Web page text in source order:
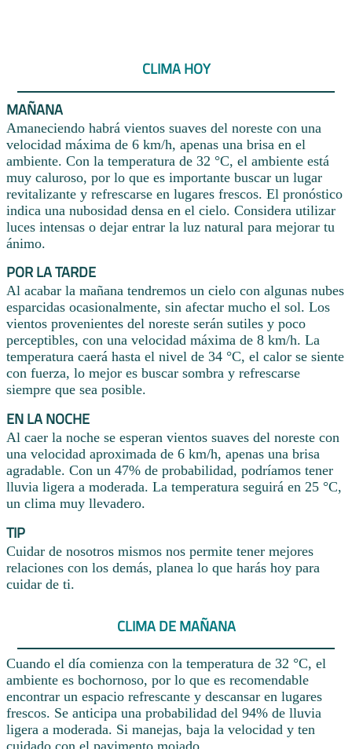
CLIMA HOY
MAÑANA
Amaneciendo habrá vientos suaves del noreste con una
velocidad máxima de 6 km/h, apenas una brisa en el
ambiente. Con la temperatura de 32 °C, el ambiente está
muy caluroso, por lo que es importante buscar un lugar
revitalizante y refrescarse en lugares frescos. El pronóstico
indica una nubosidad densa en el cielo. Considera utilizar
luces intensas o dejar entrar la luz natural para mejorar tu
ánimo.
POR LA TARDE
Al acabar la mañana tendremos un cielo con algunas nubes
esparcidas ocasionalmente, sin afectar mucho el sol. Los
vientos provenientes del noreste serán sutiles y poco
perceptibles, con una velocidad máxima de 8 km/h. La
temperatura caerá hasta el nivel de 34 °C, el calor se siente
con fuerza, lo mejor es buscar sombra y refrescarse
siempre que sea posible.
EN LA NOCHE
Al caer la noche se esperan vientos suaves del noreste con
una velocidad aproximada de 6 km/h, apenas una brisa
agradable. Con un 47% de probabilidad, podríamos tener
lluvia ligera a moderada. La temperatura seguirá en 25 °C,
un clima muy llevadero.
TIP
Cuidar de nosotros mismos nos permite tener mejores
relaciones con los demás, planea lo que harás hoy para
cuidar de ti.
CLIMA DE MAÑANA
Cuando el día comienza con la temperatura de 32 °C, el
ambiente es bochornoso, por lo que es recomendable
encontrar un espacio refrescante y descansar en lugares
frescos. Se anticipa una probabilidad del 94% de lluvia
ligera a moderada. Si manejas, baja la velocidad y ten